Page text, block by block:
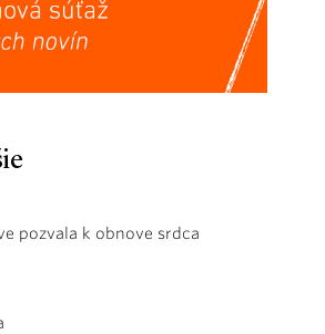
pozvala k obnove srdca